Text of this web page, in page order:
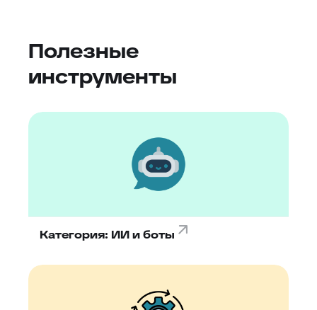
Полезные
инструменты
Категория: ИИ и боты